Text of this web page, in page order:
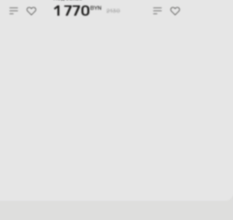
1 770BYN 2130